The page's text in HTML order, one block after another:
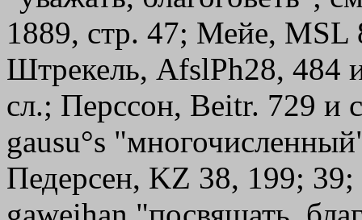
1889, стр. 47; Мейе, MSL
Штрекель, AfslPh28, 484
сл.; Перссон, Beitr. 729 и
gausu°s
Педерсен, KZ 38, 199; 39;